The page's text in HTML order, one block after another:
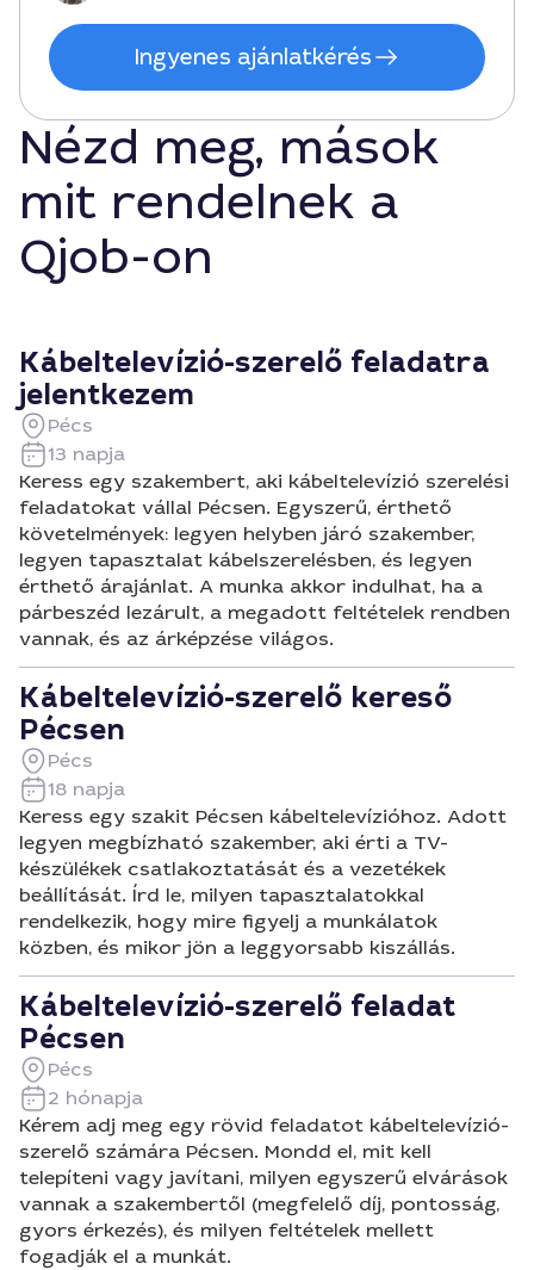
Ingyenes ajánlatkérés
Nézd meg, mások
mit rendelnek a
Qjob-on
Kábeltelevízió-szerelő feladatra
jelentkezem
Pécs
13 napja
Keress egy szakembert, aki kábeltelevízió szerelési
feladatokat vállal Pécsen. Egyszerű, érthető
követelmények: legyen helyben járó szakember,
legyen tapasztalat kábelszerelésben, és legyen
érthető árajánlat. A munka akkor indulhat, ha a
párbeszéd lezárult, a megadott feltételek rendben
vannak, és az árképzése világos.
Kábeltelevízió-szerelő kereső
Pécsen
Pécs
18 napja
Keress egy szakit Pécsen kábeltelevízióhoz. Adott
legyen megbízható szakember, aki érti a TV-
készülékek csatlakoztatását és a vezetékek
beállítását. Írd le, milyen tapasztalatokkal
rendelkezik, hogy mire figyelj a munkálatok
közben, és mikor jön a leggyorsabb kiszállás.
Kábeltelevízió-szerelő feladat
Pécsen
Pécs
2 hónapja
Kérem adj meg egy rövid feladatot kábeltelevízió-
szerelő számára Pécsen. Mondd el, mit kell
telepíteni vagy javítani, milyen egyszerű elvárások
vannak a szakembertől (megfelelő díj, pontosság,
gyors érkezés), és milyen feltételek mellett
fogadják el a munkát.